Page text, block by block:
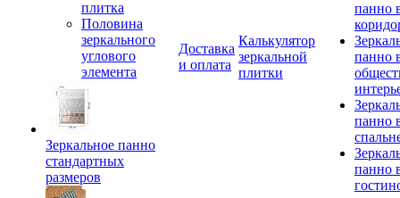
плитка
Половина
зеркального
углового
элемента
Зеркальное панно
стандартных
размеров
Доставка
и оплата
Калькулятор
зеркальной
плитки
панно
панно
панно
панно